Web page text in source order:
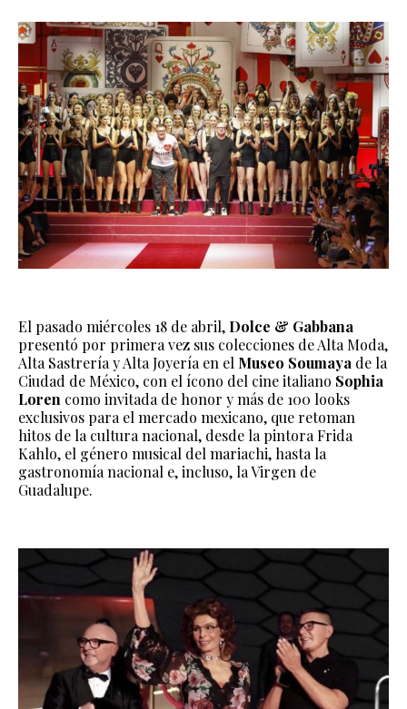
El pasado miércoles 18 de abril, Dolce & Gabbana
presentó por primera vez sus colecciones de Alta Moda,
Alta Sastrería y Alta Joyería en el Museo Soumaya de la
Ciudad de México, con el ícono del cine italiano Sophia
Loren como invitada de honor y más de 100 looks
exclusivos para el mercado mexicano, que retoman
hitos de la cultura nacional, desde la pintora Frida
Kahlo, el género musical del mariachi, hasta la
gastronomía nacional e, incluso, la Virgen de
Guadalupe.